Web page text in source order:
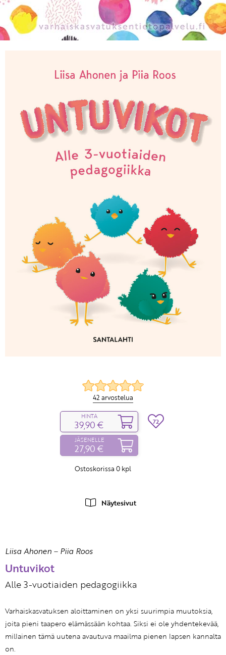
42 arvostelua
HINTA
39,90 €
JÄSENELLE
27,90 €
Ostoskorissa 0 kpl
72
Näytesivut
Liisa Ahonen – Piia Roos
Untuvikot
Alle 3-vuotiaiden pedagogiikka
Varhaiskasvatuksen aloittaminen on yksi suurimpia muutoksia,
joita pieni taapero elämässään kohtaa. Siksi ei ole yhdentekevää,
millainen tämä uutena avautuva maailma pienen lapsen kannalta
on.